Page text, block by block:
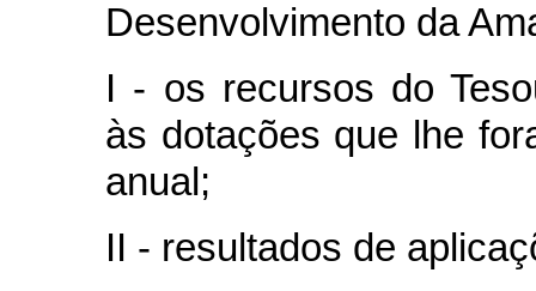
Desenvolvimento da
I - os recursos do
às dotações que lhe
anual;
II - resultados de